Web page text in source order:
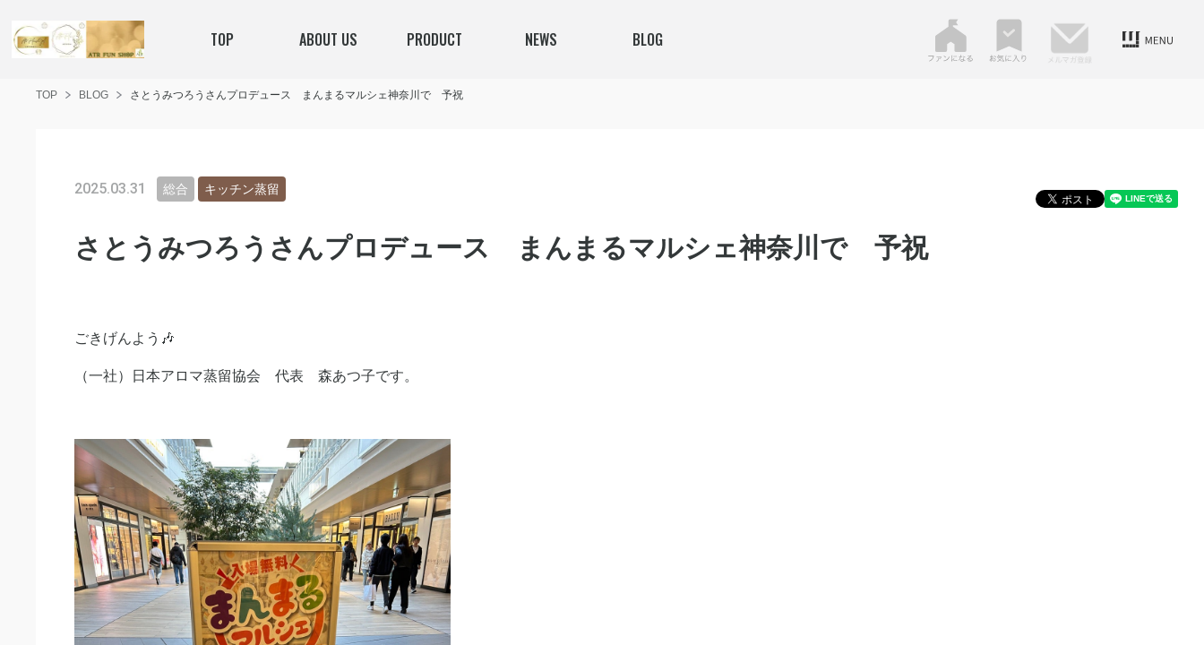
TOP ABOUT US PRODUCT NEWS BLOG
TOP BLOG さとうみつろうさんプロデュース まんまるマルシェ神奈川で 予祝
2025.03.31 総合 キッチン蒸留
さとうみつろうさんプロデュース まんまるマルシェ神奈川で 予祝
ごきげんよう🎶
（一社）日本アロマ蒸留協会 代表 森あつ子です。